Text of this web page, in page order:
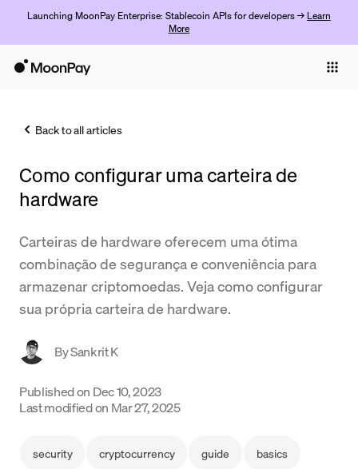
Launching MoonPay Enterprise: Stablecoin APIs for developers → Learn
More
Trade
Company
Learn
Support
Back to all articles
Como configurar uma carteira de
hardware
Carteiras de hardware oferecem uma ótima
combinação de segurança e conveniência para
armazenar criptomoedas. Veja como configurar
sua própria carteira de hardware.
BySankrit K
Published on Dec 10, 2023
Last modified on Mar 27, 2025
security cryptocurrency guide basics